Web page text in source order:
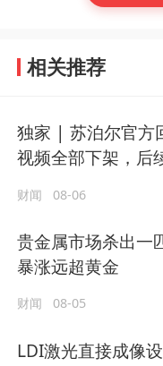
相关推荐
独家 | 苏泊尔官方
视频全部下架，后
财闻 08-06
贵金属市场杀出一
暴涨远超黄金
财闻 08-05
LDI激光直接成像